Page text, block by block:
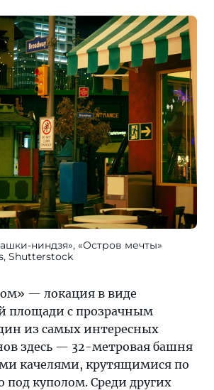
ниндзя», «Остров мечты»
Shutterstock
— локация в виде
площади с прозрачным
из самых интересных
здесь — 32-метровая башня
качелями, крутящимися по
под куполом. Среди других